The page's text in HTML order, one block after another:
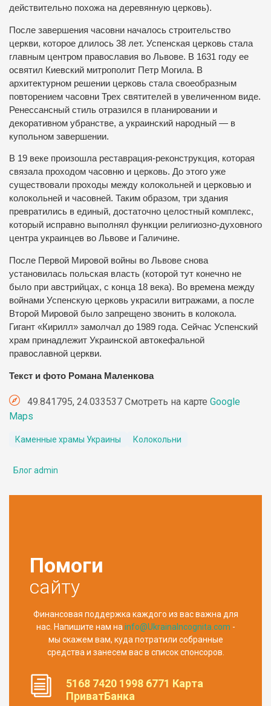
действительно похожа на деревянную церковь).
После завершения часовни началось строительство
церкви, которое длилось 38 лет. Успенская церковь стала
главным центром православия во Львове. В 1631 году ее
освятил Киевский митрополит Петр Могила. В
архитектурном решении церковь стала своеобразным
повторением часовни Трех святителей в увеличенном виде.
Ренессансный стиль отразился в планировании и
декоративном убранстве, а украинский народный — в
купольном завершении.
В 19 веке произошла реставрация-реконструкция, которая
связала проходом часовню и церковь. До этого уже
существовали проходы между колокольней и церковью и
колокольней и часовней. Таким образом, три здания
превратились в единый, достаточно целостный комплекс,
который исправно выполнял функции религиозно-духовного
центра украинцев во Львове и Галичине.
После Первой Мировой войны во Львове снова
установилась польская власть (которой тут конечно не
было при австрийцах, с конца 18 века). Во времена между
войнами Успенскую церковь украсили витражами, а после
Второй Мировой было запрещено звонить в колокола.
Гигант «Кирилл» замолчал до 1989 года. Сейчас Успенский
храм принадлежит Украинской автокефальной
православной церкви.
Текст и фото Романа Маленкова
49.841795, 24.033537 Смотреть на карте Google
Maps
Каменные храмы Украины Колокольни
Блог admin
Помоги
сайту
Финансовая поддержка каждого из вас важна для
нас. Напишите нам на info@UkrainaIncognita.com -
мы скажем вам, куда потратили собранные
средства и занесем вас в список спонсоров.
5168 7420 1998 6771 Карта
ПриватБанка